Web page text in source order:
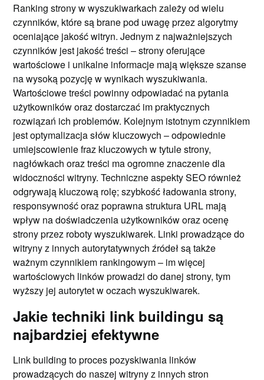
Ranking strony w wyszukiwarkach zależy od wielu
czynników, które są brane pod uwagę przez algorytmy
oceniające jakość witryn. Jednym z najważniejszych
czynników jest jakość treści – strony oferujące
wartościowe i unikalne informacje mają większe szanse
na wysoką pozycję w wynikach wyszukiwania.
Wartościowe treści powinny odpowiadać na pytania
użytkowników oraz dostarczać im praktycznych
rozwiązań ich problemów. Kolejnym istotnym czynnikiem
jest optymalizacja słów kluczowych – odpowiednie
umiejscowienie fraz kluczowych w tytule strony,
nagłówkach oraz treści ma ogromne znaczenie dla
widoczności witryny. Techniczne aspekty SEO również
odgrywają kluczową rolę; szybkość ładowania strony,
responsywność oraz poprawna struktura URL mają
wpływ na doświadczenia użytkowników oraz ocenę
strony przez roboty wyszukiwarek. Linki prowadzące do
witryny z innych autorytatywnych źródeł są także
ważnym czynnikiem rankingowym – im więcej
wartościowych linków prowadzi do danej strony, tym
wyższy jej autorytet w oczach wyszukiwarek.
Jakie techniki link buildingu są
najbardziej efektywne
Link building to proces pozyskiwania linków
prowadzących do naszej witryny z innych stron